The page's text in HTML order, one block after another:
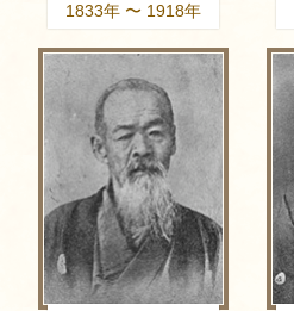
1833年 〜 1918年